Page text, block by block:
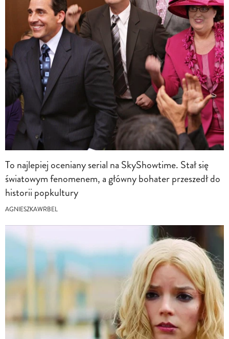
To najlepiej oceniany serial na SkyShowtime. Stał się
światowym fenomenem, a główny bohater przeszedł do
historii popkultury
AGNIESZKAWRBEL